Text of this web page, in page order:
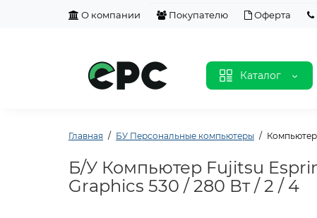
О компании Покупателю Оферта
Каталог
Главная БУ Персональные компьютеры Компьютер
Б/У Компьютер Fujitsu
Graphics 530 / 280 Вт / 2 / 4